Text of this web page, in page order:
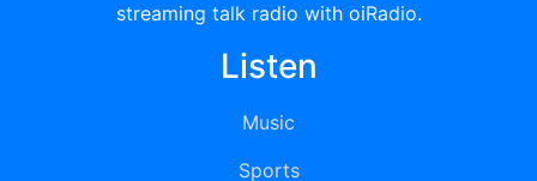
streaming talk radio with oiRadio.
Listen
Music
Sports